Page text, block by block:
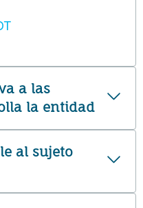
a las
la entidad
al sujeto